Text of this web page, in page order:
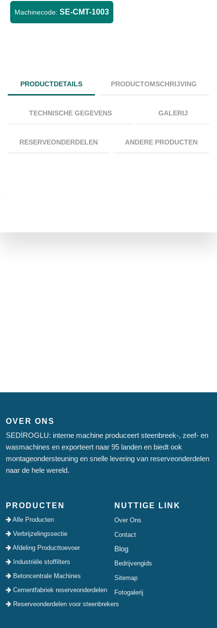
Machinecode: SE-CMT-1003
PRODUCTDETAILS PRODUCTOMSCHRIJVING
TECHNISCHE GEGEVENS GALERIJ
RESERVEONDERDELEN ANDERE PRODUCTEN
OVER ONS
SEDİROGLU: interne machine produceert steenbreek-, zeef- en
wasmachines en exporteert naar 95 landen en biedt ook
montageondersteuning en snelle levering van reserveonderdelen
naar de hele wereld.
PRODUCTEN
Alle Producten
Verbrijzelingssectie
Afdeling Producttoevoer
Industriële stoffilters
Betoncentrale Machines
Cementfabriek reserveonderdelen
Reserveonderdelen voor steenbrekers
NUTTIGE LINK
Over Ons
Contact
Blog
Bedrijvengids
Sitemap
Fotogalerij